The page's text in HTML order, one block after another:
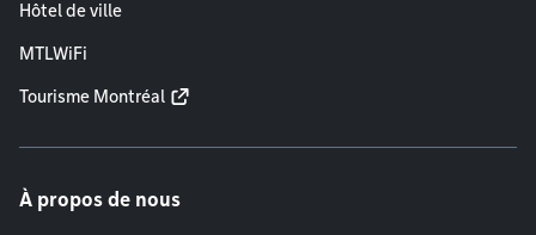
Hôtel de ville
MTLWiFi
Tourisme Montréal
À propos de nous